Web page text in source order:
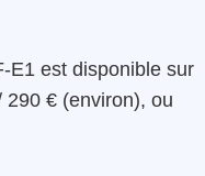
E1 est disponible sur
290 € (environ), ou